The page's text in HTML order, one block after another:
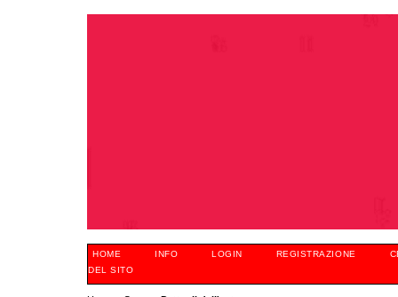
HOME INFO LOGIN REGISTRAZIONE
DEL SITO